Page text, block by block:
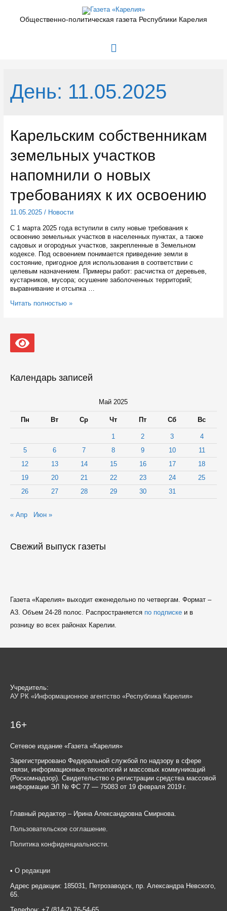
содержимомуОбщественно-политическая газета Республики Карелия
Главное
День: 11.05.2025
Карельским собственникам
земельных участков
напомнили о новых
требованиях к их освоению
11.05.2025/ Новости
С 1 марта 2025 года вступили в силу новые требования к
освоению земельных участков в населенных пунктах, а также
садовых и огородных участков, закрепленные в Земельном
кодексе. Под освоением понимается приведение земли в
состояние, пригодное для использования в соответствии с
целевым назначением. Примеры работ: расчистка от деревьев,
кустарников, мусора; осушение заболоченных территорий;
выравнивание и отсыпка …
Карельским
напомнили
новых
их
Читать полностью »
Календарь записей
Май 2025
Пн Вт Ср Чт Пт Сб Вс
1 2 3
4
5
6 7 8 9 10
11
12
13 14 15 16 17
18
19
20 21 22 23 24
25
26
27 28 29 30 31
« Апр Июн »
Свежий выпуск газеты
Газета «Карелия» выходит еженедельно по четвергам. Формат –
A3. Объем 24-28 полос. Распространяется по подпискеи в
розницу во всех районах Карелии.
Учредитель:
АУ РК «Информационное агентство «Республика Карелия»
16+
Сетевое издание «Газета «Карелия»
Зарегистрировано Федеральной службой по надзору в сфере
связи, информационных технологий и массовых коммуникаций
(Роскомнадзор). Свидетельство о регистрации средства массовой
информации ЭЛ № ФС 77 — 75083 от 19 февраля 2019 г.
Главный редактор – Ирина Александровна Смирнова.
Пользовательское соглашение
Политика конфиденциальности
• О редакции
Адрес редакции: 185031, Петрозаводск, пр. Александра Невского,
65.